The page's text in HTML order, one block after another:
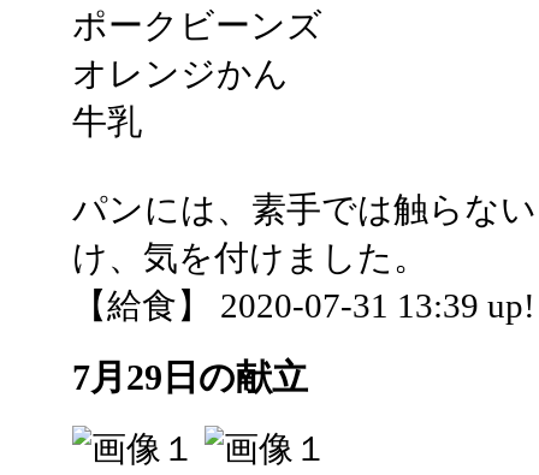
ポークビーンズ
オレンジかん
牛乳
パンには、素手では触らな
け、気を付けました。
【給食】 2020-07-31 13:39 up!
7月29日の献立